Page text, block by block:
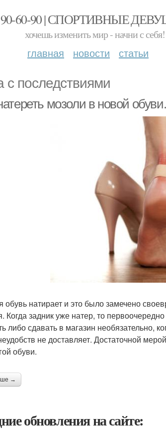
90-60-90 | СПОРТИВНЫЕ
хочешь изменить мир - начни с себя!
главная новости статьи
с последствиями
мозоли в новой
обувь натирает и это было замечено
Когда задник уже натер, то
либо сдавать в магазин необязательно,
не доставляет. Достаточной
обуви.
→
обновления на сайте: